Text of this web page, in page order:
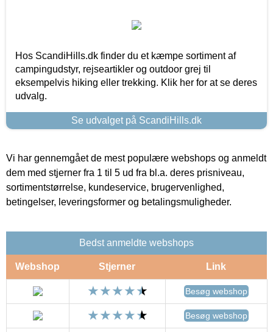
Hos ScandiHills.dk finder du et kæmpe sortiment af
campingudstyr, rejseartikler og outdoor grej til
eksempelvis hiking eller trekking. Klik her for at se deres
udvalg.
Se udvalget på ScandiHills.dk
Vi har gennemgået de mest populære webshops og anmeldt
dem med stjerner fra 1 til 5 ud fra bl.a. deres prisniveau,
sortimentstørrelse, kundeservice, brugervenlighed,
betingelser, leveringsformer og betalingsmuligheder.
Bedst anmeldte webshops
Webshop Stjerner Link
Besøg webshop
Besøg webshop